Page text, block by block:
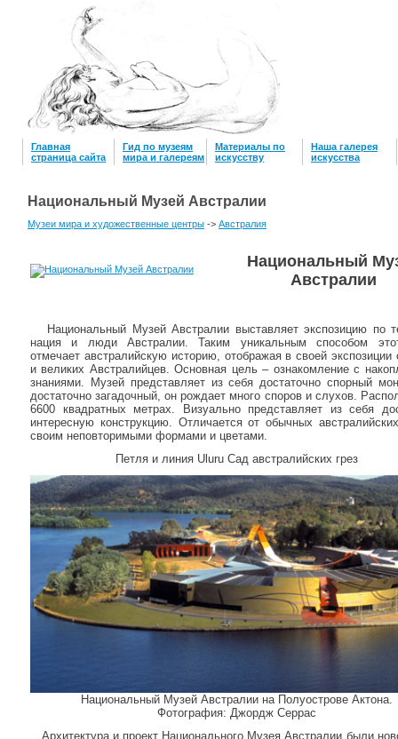
Главная
страница сайта
Гид по музеям
мира и галереям
Материалы по
искусству
Наша галерея
искусcтва
Национальный Музей Австралии
Музеи мира и художественные центры -> Австралия
Национальный
Австралии
Национальный Музей Австралии выставляет экспозицию по
нация и люди Австралии. Таким уникальным способом
отмечает австралийскую историю, отображая в своей экспозиции
и великих Австралийцев. Основная цель – ознакомление с
знаниями. Музей представляет из себя достаточно спорный
достаточно загадочный, он рождает много споров и слухов.
6600 квадратных метрах. Визуально представляет из себя
интересную конструкцию. Отличается от обычных
своим неповторимыми формами и цветами.
Петля и линия Uluru Сад австралийских грез
Национальный Музей Австралии на Полуострове Актона.
Фотография: Джордж Серрас
Архитектура и проект Национального Музея Австралии были